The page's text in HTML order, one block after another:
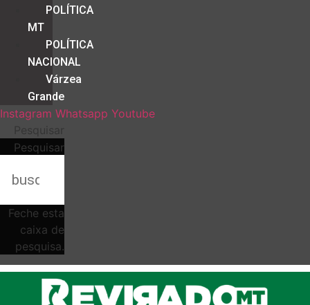
POLÍTICA
MT
POLÍTICA
NACIONAL
Várzea
Grande
Instagram Whatsapp Youtube
Pesquisar
Pesquisar
Feche esta
caixa de
pesquisa.